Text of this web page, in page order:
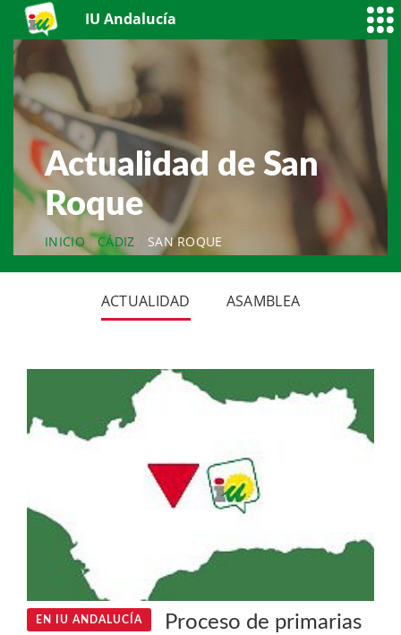
IU Andalucía
Actualidad de San
Roque
INICIO CÁDIZ SAN ROQUE
ACTUALIDAD ASAMBLEA
EN IU ANDALUCÍA
Proceso de primarias